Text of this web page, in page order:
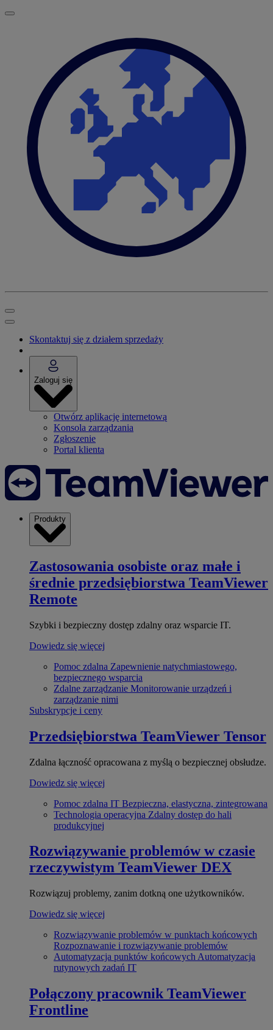
Skontaktuj się z działem sprzedaży
Zaloguj się
Otwórz aplikację internetową
Konsola zarządzania
Zgłoszenie
Portal klienta
Produkty
Zastosowania osobiste oraz małe i
średnie przedsiębiorstwa TeamViewer
Remote
Szybki i bezpieczny dostęp zdalny oraz wsparcie IT.
Dowiedz się więcej
Pomoc zdalna Zapewnienie natychmiastowego,
bezpiecznego wsparcia
Zdalne zarządzanie Monitorowanie urządzeń i
zarządzanie nimi
Subskrypcje i ceny
Przedsiębiorstwa TeamViewer Tensor
Zdalna łączność opracowana z myślą o bezpiecznej obsłudze.
Dowiedz się więcej
Pomoc zdalna IT Bezpieczna, elastyczna, zintegrowana
Technologia operacyjna Zdalny dostęp do hali
produkcyjnej
Rozwiązywanie problemów w czasie
rzeczywistym TeamViewer DEX
Rozwiązuj problemy, zanim dotkną one użytkowników.
Dowiedz się więcej
Rozwiązywanie problemów w punktach końcowych
Rozpoznawanie i rozwiązywanie problemów
Automatyzacja punktów końcowych Automatyzacja
rutynowych zadań IT
Połączony pracownik TeamViewer
Frontline